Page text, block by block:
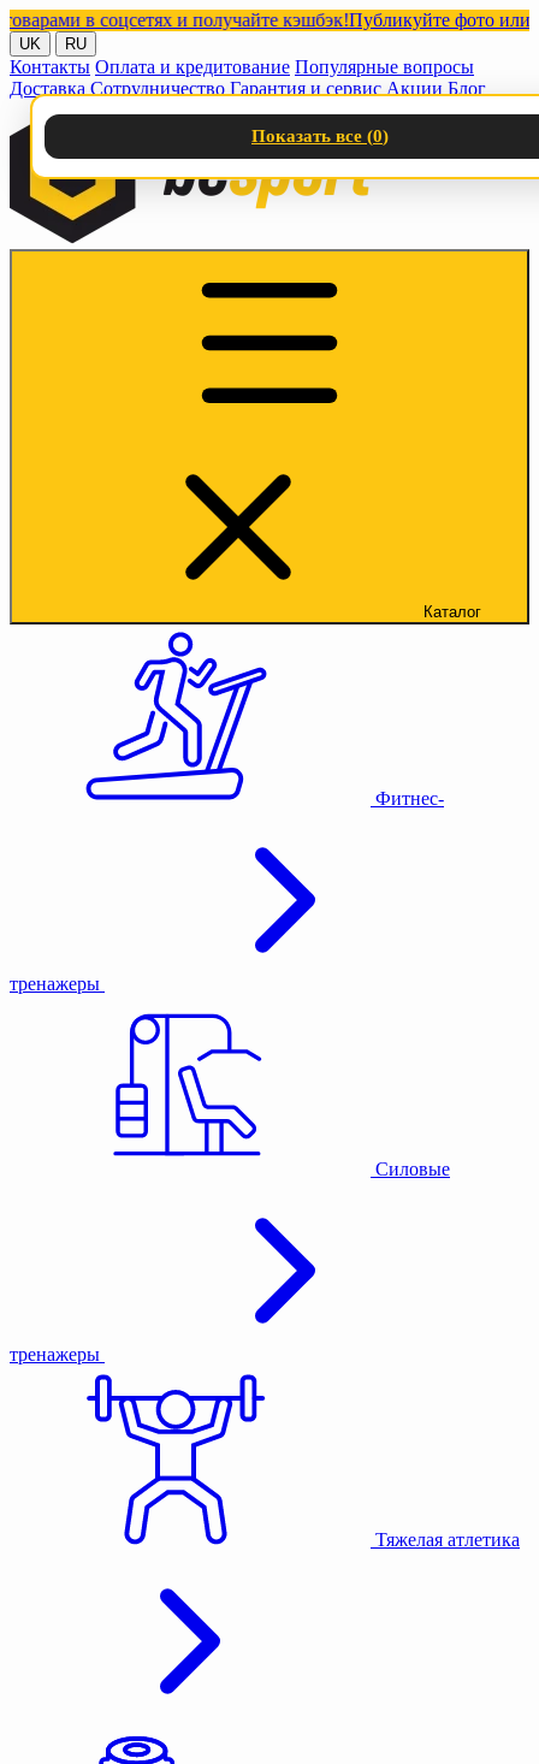
в соцсетях и получайте кэшбэк!Публикуйте фото или
UK RU
Контакты Оплата и кредитование Популярные вопросы
Доставка Сотрудничество Гарантия и сервис Акции Блог
Каталог
Фитнес-
тренажеры
Силовые
тренажеры
Тяжелая атлетика
Показать все (0)